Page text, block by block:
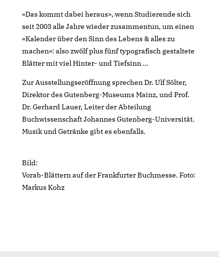
«Das kommt dabei heraus», wenn Studierende sich
seit 2003 alle Jahre wieder zusammentun, um einen
«Kalender über den Sinn des Lebens & alles zu
machen»: also zwölf plus fünf typografisch gestaltete
Blätter mit viel Hinter- und Tiefsinn …
Zur Ausstellungseröffnung sprechen Dr. Ulf Sölter,
Direktor des Gutenberg-Museums Mainz, und Prof.
Dr. Gerhard Lauer, Leiter der Abteilung
Buchwissenschaft Johannes Gutenberg-Universität.
Musik und Getränke gibt es ebenfalls.
Bild:
Vorab-Blättern auf der Frankfurter Buchmesse. Foto:
Markus Kohz